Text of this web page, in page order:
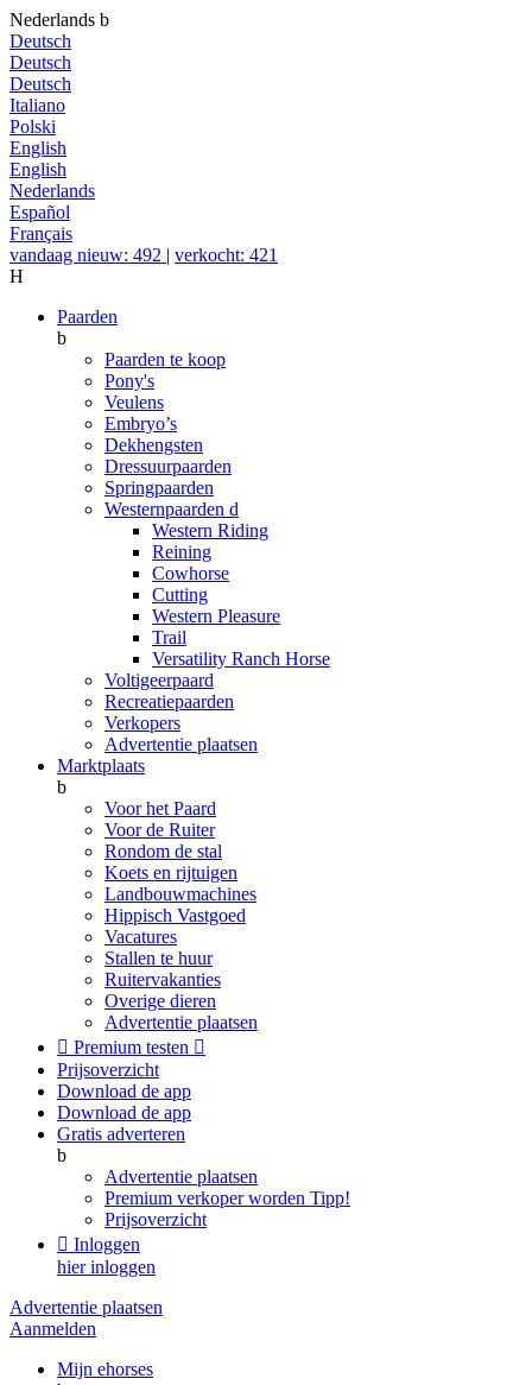
Nederlands b
Deutsch
Deutsch
Deutsch
Italiano
Polski
English
English
Nederlands
Español
Français
vandaag nieuw: 492 | verkocht: 421
H
Paarden
b
Paarden te koop
Pony's
Veulens
Embryo’s
Dekhengsten
Dressuurpaarden
Springpaarden
Westernpaarden d
Western Riding
Reining
Cowhorse
Cutting
Western Pleasure
Trail
Versatility Ranch Horse
Voltigeerpaard
Recreatiepaarden
Verkopers
Advertentie plaatsen
Marktplaats
b
Voor het Paard
Voor de Ruiter
Rondom de stal
Koets en rijtuigen
Landbouwmachines
Hippisch Vastgoed
Vacatures
Stallen te huur
Ruitervakanties
Overige dieren
Advertentie plaatsen
 Premium testen 
Prijsoverzicht
Download de app
Download de app
Gratis adverteren
b
Advertentie plaatsen
Premium verkoper worden Tipp!
Prijsoverzicht
 Inloggen
hier inloggen
Advertentie plaatsen
Aanmelden
Mijn ehorses